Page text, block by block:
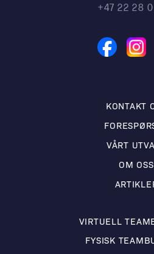
+47 22 28
KONTAKT
VÅRT
OM OSS
VIRTUELL
FYSISK